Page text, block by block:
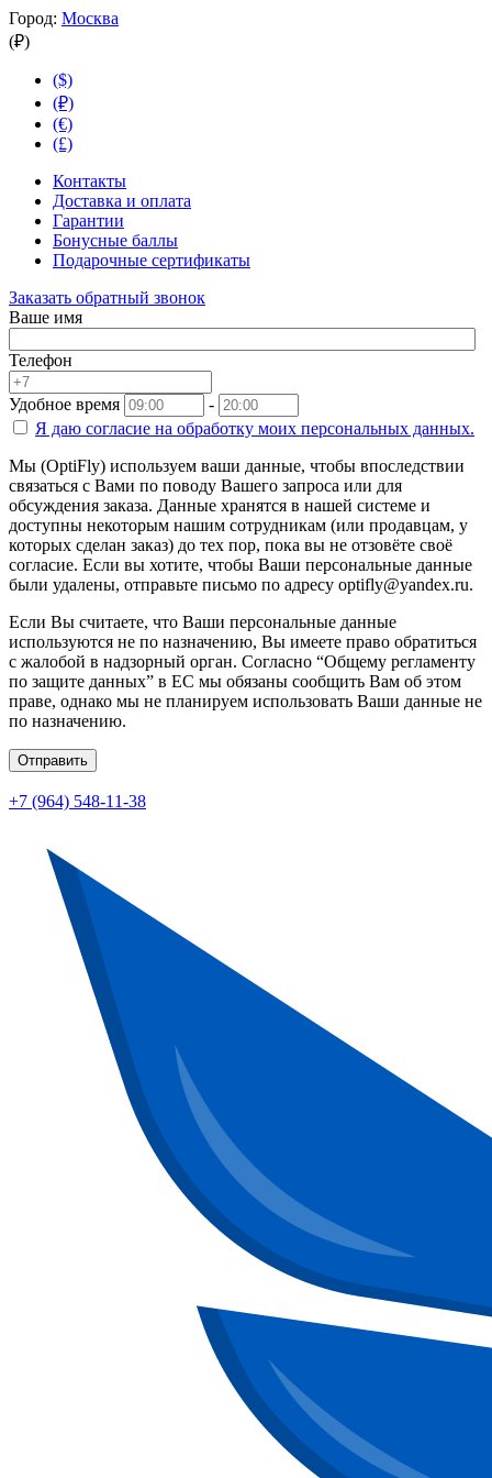
Город: Москва
(₽)
($)
(₽)
(€)
(£)
Контакты
Доставка и оплата
Гарантии
Бонусные баллы
Подарочные сертификаты
Заказать обратный звонок
Ваше имя
Телефон
Удобное время
-
Я даю согласие на обработку моих персональных данных.
Мы (OptiFly) используем ваши данные, чтобы впоследствии
связаться с Вами по поводу Вашего запроса или для
обсуждения заказа. Данные хранятся в нашей системе и
доступны некоторым нашим сотрудникам (или продавцам, у
которых сделан заказ) до тех пор, пока вы не отзовёте своё
согласие. Если вы хотите, чтобы Ваши персональные данные
были удалены, отправьте письмо по адресу optifly@yandex.ru.
Если Вы считаете, что Ваши персональные данные
используются не по назначению, Вы имеете право обратиться
с жалобой в надзорный орган. Согласно “Общему регламенту
по защите данных” в ЕС мы обязаны сообщить Вам об этом
праве, однако мы не планируем использовать Ваши данные не
по назначению.
Отправить
+7 (964) 548-11-38